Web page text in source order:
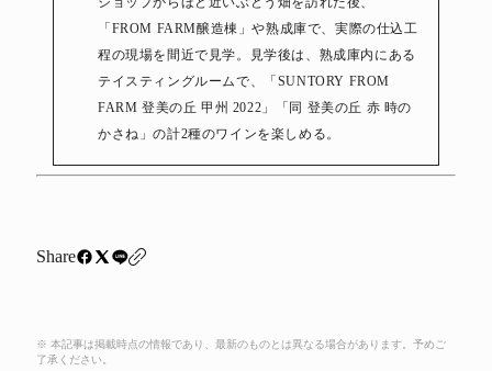
「FROM FARM醸造棟」や熟成庫で、実際の仕込工
程の現場を間近で見学。見学後は、熟成庫内にある
テイスティングルームで、「SUNTORY FROM
FARM 登美の丘 甲州 2022」「同 登美の丘 赤 時の
かさね」の計2種のワインを楽しめる。
Share
※ 本記事は掲載時点の情報であり、最新のものとは異なる場合があります。予めご
了承ください。